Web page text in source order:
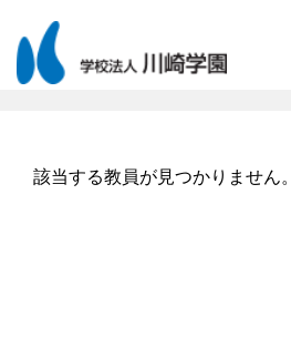
該当する教員が見つかりません。